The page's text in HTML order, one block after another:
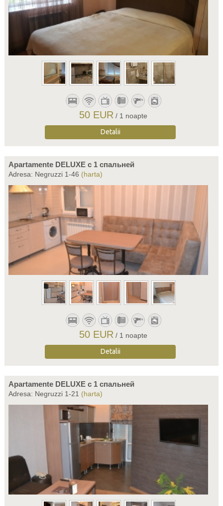
50 EUR / 1 noapte
Detalii
Apartamente DELUXE c 1 спальней
Adresa: Negruzzi 1-46 (harta)
50 EUR / 1 noapte
Detalii
Apartamente DELUXE c 1 спальней
Adresa: Negruzzi 1-21 (harta)